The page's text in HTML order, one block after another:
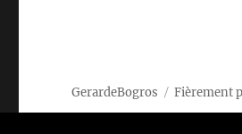
GerardeBogros Fièrement